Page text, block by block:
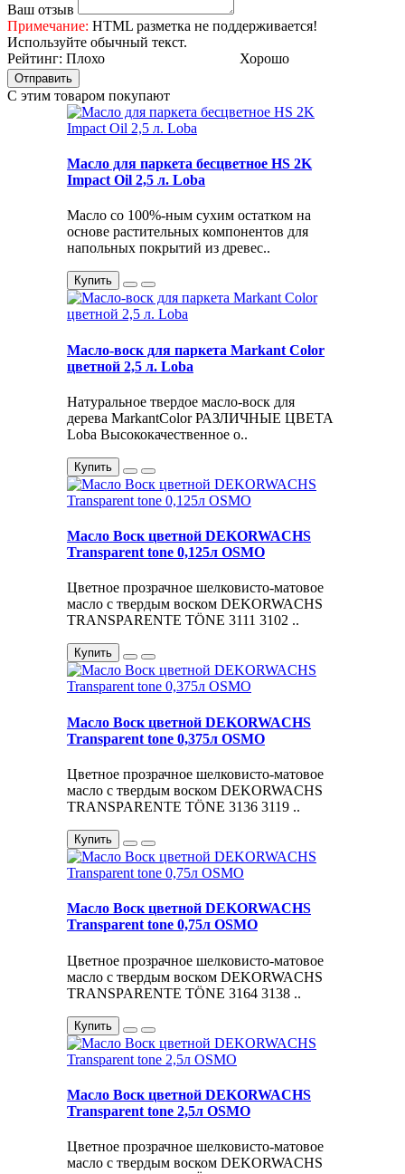
Ваш отзыв
Примечание: HTML разметка не поддерживается!
Используйте обычный текст.
Рейтинг: Плохо Хорошо
Отправить
С этим товаром покупают
Масло для паркета бесцветное HS 2K
Impact Oil 2,5 л. Loba
Масло со 100%-ным сухим остатком на
основе растительных компонентов для
напольных покрытий из древес..
Купить
Масло-воск для паркета Markant Color
цветной 2,5 л. Loba
Натуральное твердое масло-воск для
дерева MarkantColor РАЗЛИЧНЫЕ ЦВЕТА
Loba Высококачественное о..
Купить
Масло Воск цветной DEKORWACHS
Transparent tone 0,125л OSMO
Цветное прозрачное шелковисто-матовое
масло с твердым воском DEKORWACHS
TRANSPARENTE TÖNE 3111 3102 ..
Купить
Масло Воск цветной DEKORWACHS
Transparent tone 0,375л OSMO
Цветное прозрачное шелковисто-матовое
масло с твердым воском DEKORWACHS
TRANSPARENTE TÖNE 3136 3119 ..
Купить
Масло Воск цветной DEKORWACHS
Transparent tone 0,75л OSMO
Цветное прозрачное шелковисто-матовое
масло с твердым воском DEKORWACHS
TRANSPARENTE TÖNE 3164 3138 ..
Купить
Масло Воск цветной DEKORWACHS
Transparent tone 2,5л OSMO
Цветное прозрачное шелковисто-матовое
масло с твердым воском DEKORWACHS